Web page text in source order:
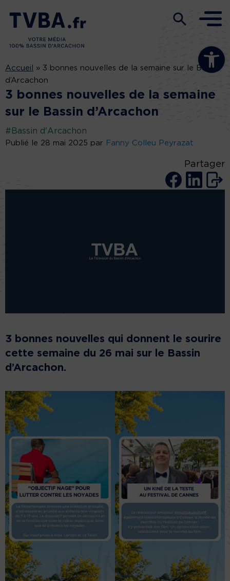
Ouvrir la
Accueil » 3 bonnes nouvelles de la semaine sur le Bassin
d’Arcachon
3 bonnes nouvelles de la semaine
sur le Bassin d’Arcachon
#Bassin d'Arcachon
Publié le 28 mai 2025 par Fanny Colleu Peyrazat
Partager
3 bonnes nouvelles qui donnent le sourire
cette semaine du 26 mai sur le Bassin
d’Arcachon.